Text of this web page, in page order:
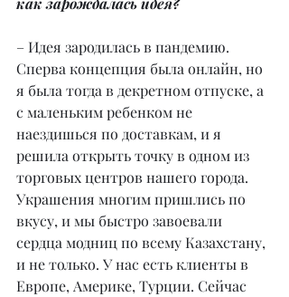
– Идея зародилась в пандемию.
Сперва концепция была онлайн, но
я была тогда в декретном отпуске, а
с маленьким ребенком не
наездишься по доставкам, и я
решила открыть точку в одном из
торговых центров нашего города.
Украшения многим пришлись по
вкусу, и мы быстро завоевали
сердца модниц по всему Казахстану,
и не только. У нас есть клиенты в
Европе, Америке, Турции. Сейчас